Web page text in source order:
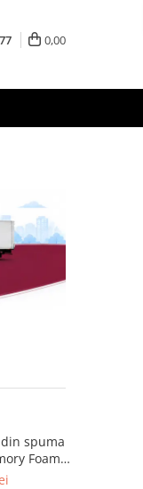
0,00
spuma
Foam
fermitate